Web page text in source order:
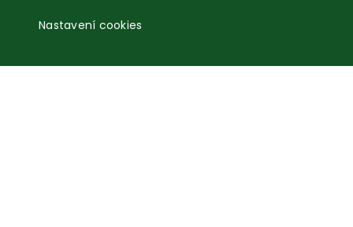
Nastavení cookies